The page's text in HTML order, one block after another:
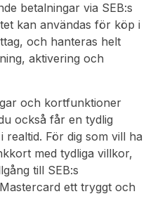
betalningar via SEB:s
kan användas för köp i
och hanteras helt
aktivering och
och kortfunktioner
också får en tydlig
För dig som vill ha
med tydliga villkor,
till SEB:s
ett tryggt och